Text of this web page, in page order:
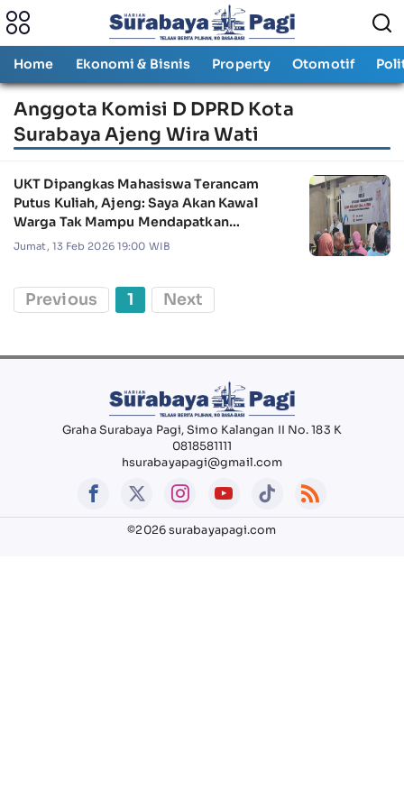
Home Ekonomi & Bisnis Property Otomotif
Anggota Komisi D DPRD Kota
Surabaya Ajeng Wira Wati
UKT Dipangkas Mahasiswa Terancam
Putus Kuliah, Ajeng: Saya Akan Kawal
Warga Tak Mampu Mendapatkan
Pendidikan
Jumat, 13 Feb 2026 19:00 WIB
Previous 1 Next
Graha Surabaya Pagi, Simo Kalangan II No. 183 K
0818581111
hsurabayapagi@gmail.com
©2026 surabayapagi.com